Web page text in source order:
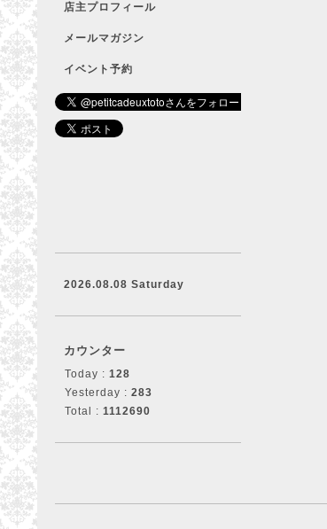
店主プロフィール
メールマガジン
イベント予約
2026.08.08 Saturday
カウンター
Today : 128
Yesterday : 283
Total : 1112690